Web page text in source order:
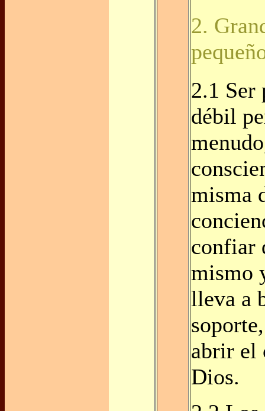
2.
2.1 Ser
débil
misma
confiar
mismo
lleva a
abrir el
Dios.